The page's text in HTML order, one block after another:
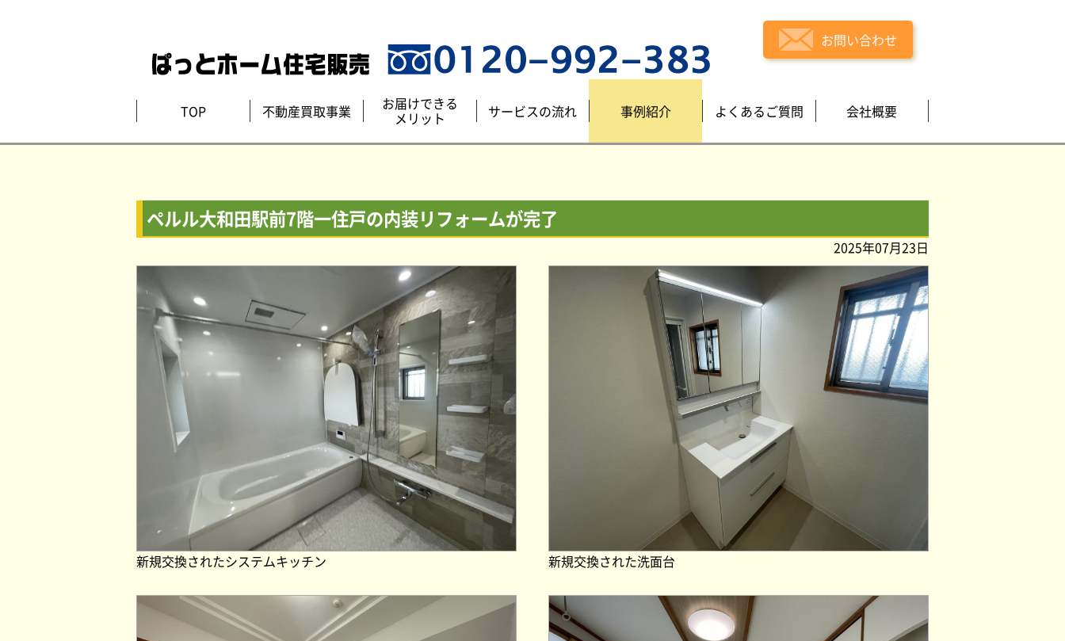
お問い合わせ
TOP 不動産買取事業 お届けできる
メリット サービスの流れ 事例紹介 よくあるご質問 会社概要
ペルル大和田駅前7階一住戸の内装リフォームが完了
2025年07月23日
新規交換されたシステムキッチン 新規交換された洗面台